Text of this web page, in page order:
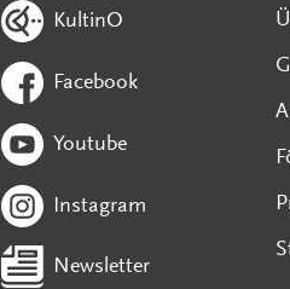
KultinO
Facebook
Youtube
Instagram
Newsletter